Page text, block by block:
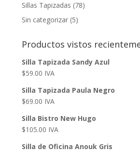
Sillas Tapizadas (78)
Sin categorizar (5)
Productos vistos
Silla Tapizada Sandy Azul
$59.00 IVA
Silla Tapizada Paula Negro
$69.00 IVA
Silla Bistro New Hugo
$105.00 IVA
Silla de Oficina Anouk Gris